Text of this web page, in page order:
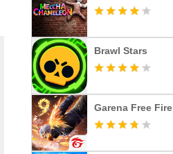
Brawl Stars
Garena Free Fire